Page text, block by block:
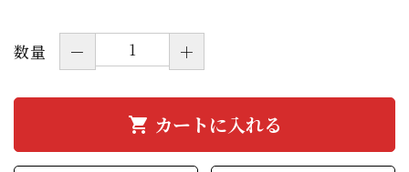
INFORMATION
数量 － ＋
shopping_cart カートに入れる